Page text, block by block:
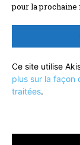
pour la prochaine
Ce site utilise
plus sur la façon
traitées.